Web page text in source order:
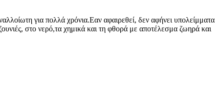
για πολλά χρόνια.Εαν αφαιρεθεί, δεν αφήνει υπολείμματα
στο νερό,τα χημικά και τη φθορά με αποτέλεσμα ζωηρά και